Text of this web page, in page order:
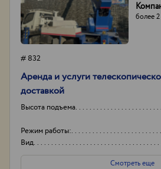
более
# 832
Аренда и услуги
доставкой
Высота подъема
Режим работы:
Вид
Высота вышки
Смотреть еще